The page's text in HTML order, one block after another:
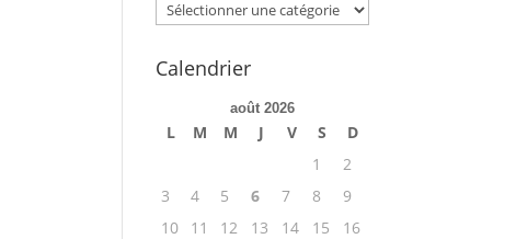
Categories
Calendrier
août 2026
L M M J V S
D
1
2
3
4 5 6 7 8
9
10
11 12 13 14 15
16